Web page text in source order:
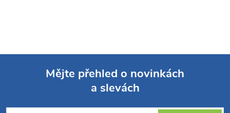
Mějte přehled o novinkách
a slevách